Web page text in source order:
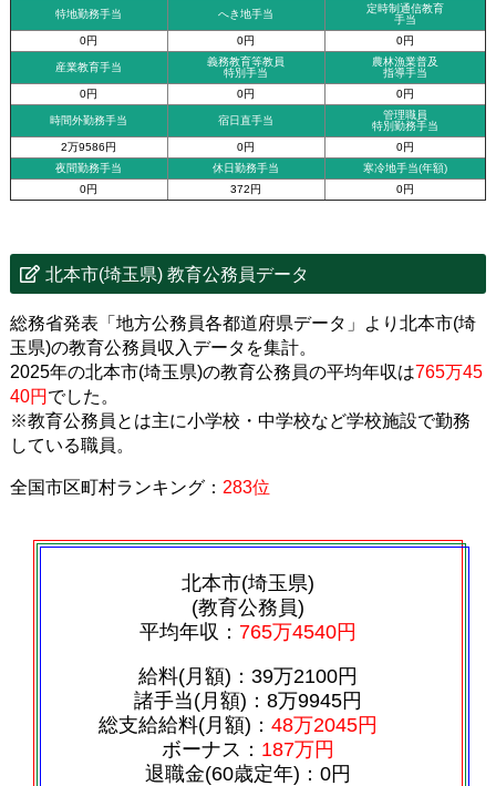
特地勤務手当 へき地手当
定時制通信教育
手当
0円
0円 0円
産業教育手当
義務教育等教員
特別手当
農林漁業普及
指導手当
0円
0円 0円
時間外勤務手当 宿日直手当
管理職員
特別勤務手当
2万9586円
0円
0円
夜間勤務手当
休日勤務手当
寒冷地手当(年額)
0円
372円 0円
北本市(埼玉県) 教育公務員データ
総務省発表「地方公務員各都道府県データ」より北本市(埼
玉県)の教育公務員収入データを集計。
2025年の北本市(埼玉県)の教育公務員の平均年収は765万45
40円 でした。
※教育公務員とは主に小学校・中学校など学校施設で勤務
している職員。
全国市区町村ランキング： 283位
北本市(埼玉県)
(教育公務員)
平均年収： 765万4540円
給料(月額)：39万2100円
諸手当(月額)：8万9945円
総支給給料(月額)： 48万2045円
ボーナス： 187万円
退職金(60歳定年)：0円